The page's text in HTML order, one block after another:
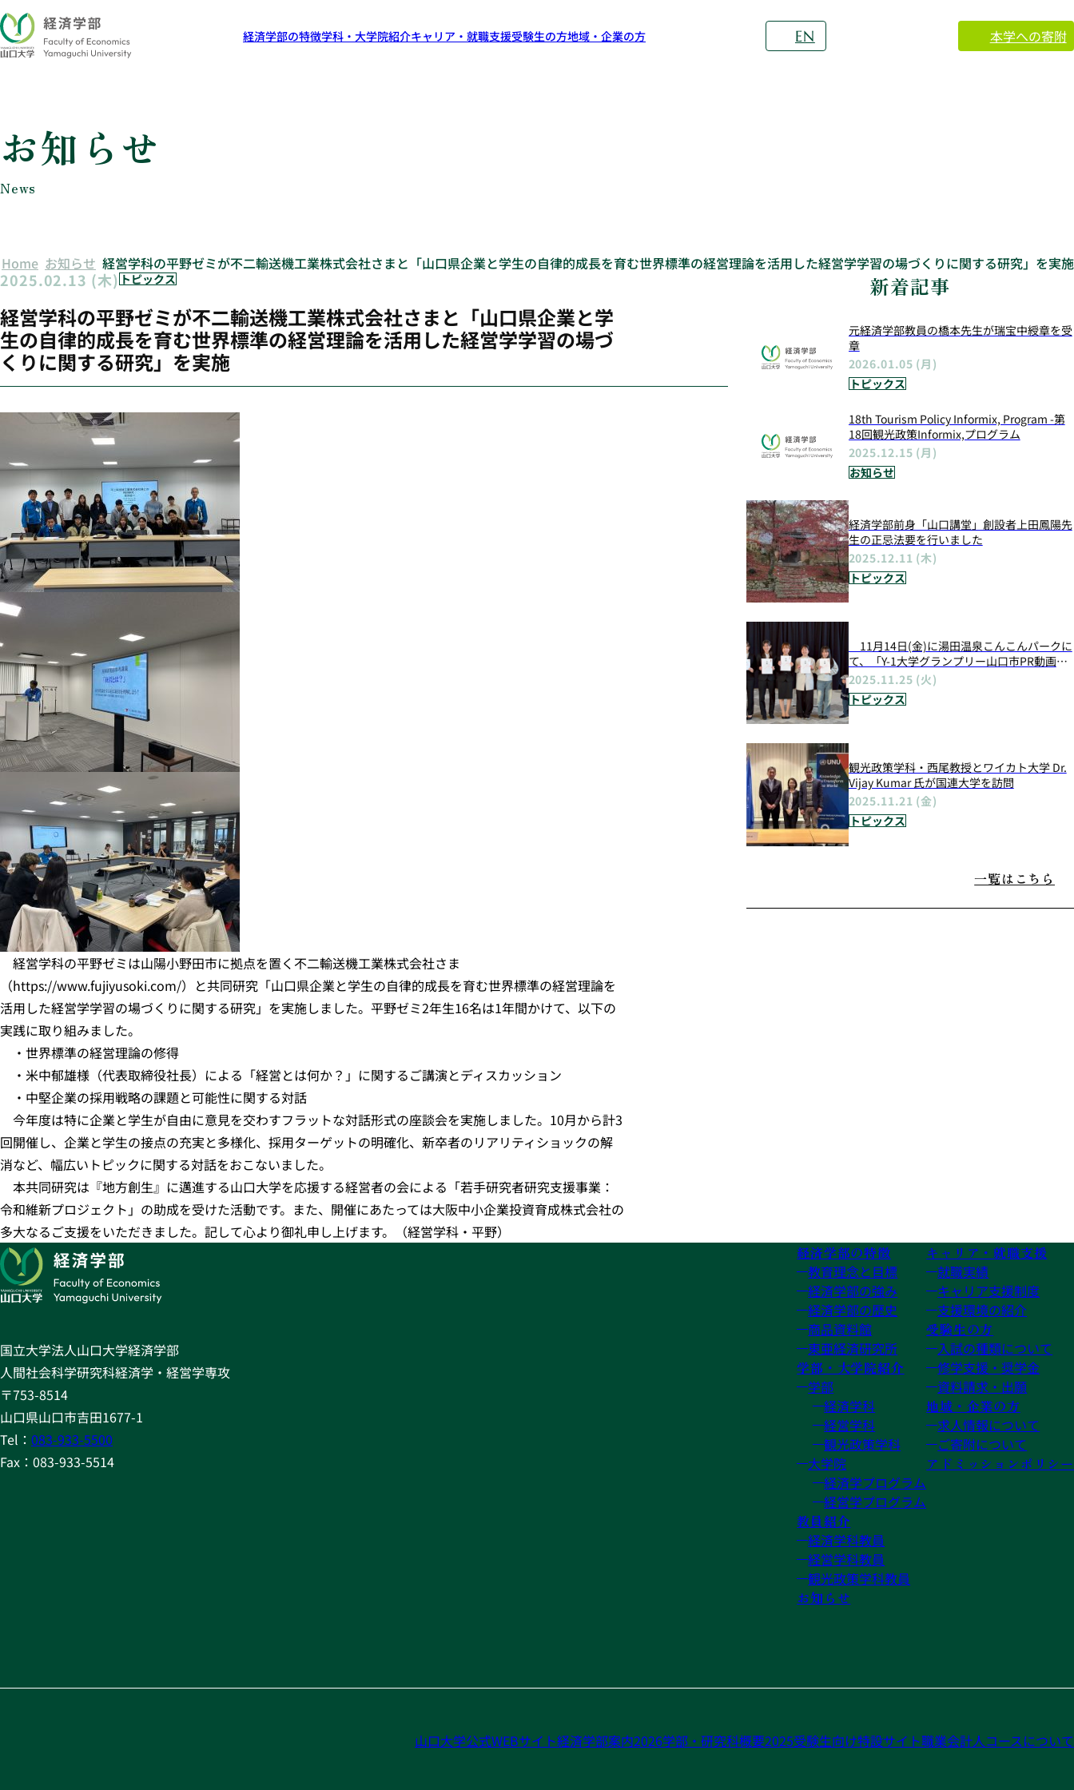
経済学部の特徴学科・大学院紹介キャリア・就職支援受験生の方地域・企業の方 EN 本学への寄附
お知らせ
News
Home お知らせ 経営学科の平野ゼミが不二輸送機工業株式会社さまと「山口県企業と学生の自律的成長を育む世界標準の経営理論を活用した経営学学習の場づくりに関する研究」を実施
2025.02.13 (木) トピックス
経営学科の平野ゼミが不二輸送機工業株式会社さまと「山口県企業と学
生の自律的成長を育む世界標準の経営理論を活用した経営学学習の場づ
くりに関する研究」を実施
経営学科の平野ゼミは山陽小野田市に拠点を置く不二輸送機工業株式会社さま
（https://www.fujiyusoki.com/）と共同研究「山口県企業と学生の自律的成長を育む世界標準の経営理論を
活用した経営学学習の場づくりに関する研究」を実施しました。平野ゼミ2年生16名は1年間かけて、以下の
実践に取り組みました。
・世界標準の経営理論の修得
・米中郁雄様（代表取締役社長）による「経営とは何か？」に関するご講演とディスカッション
・中堅企業の採用戦略の課題と可能性に関する対話
今年度は特に企業と学生が自由に意見を交わすフラットな対話形式の座談会を実施しました。10月から計3
回開催し、企業と学生の接点の充実と多様化、採用ターゲットの明確化、新卒者のリアリティショックの解
消など、幅広いトピックに関する対話をおこないました。
本共同研究は『地方創生』に邁進する山口大学を応援する経営者の会による「若手研究者研究支援事業：
令和維新プロジェクト」の助成を受けた活動です。また、開催にあたっては大阪中小企業投資育成株式会社の
多大なるご支援をいただきました。記して心より御礼申し上げます。（経営学科・平野）
新着記事
元経済学部教員の橋本先生が瑞宝中綬章を受
章
2026.01.05 (月)
トピックス
18th Tourism Policy Informix, Program -第
18回観光政策Informix,プログラム
2025.12.15 (月)
お知らせ
経済学部前身「山口講堂」創設者上田鳳陽先
生の正忌法要を行いました
2025.12.11 (木)
トピックス
11月14日(金)に湯田温泉こんこんパークに
て、「Y-1大学グランプリー山口市PR動画コ
ンテストー」が開催されました
2025.11.25 (火)
トピックス
観光政策学科・西尾教授とワイカト大学 Dr.
Vijay Kumar 氏が国連大学を訪問
2025.11.21 (金)
トピックス
一覧はこちら
国立大学法人山口大学経済学部
人間社会科学研究科経済学・経営学専攻
〒753-8514
山口県山口市吉田1677-1
Tel： 083-933-5500
Fax：083-933-5514
経済学部の特徴
教育理念と目標
経済学部の強み
経済学部の歴史
商品資料館
東亜経済研究所
学部・大学院紹介
学部
経済学科
経営学科
観光政策学科
大学院
経済学プログラム
経営学プログラム
教員紹介
経済学科教員
経営学科教員
観光政策学科教員
お知らせ
キャリア・就職支援
就職実績
キャリア支援制度
支援環境の紹介
受験生の方
入試の種類について
修学支援・奨学金
資料請求・出願
地域・企業の方
求人情報について
ご寄附について
アドミッションポリシー
山口大学公式WEBサイト経済学部案内2026学部・研究科概要2025受験生向け特設サイト職業会計人コースについて